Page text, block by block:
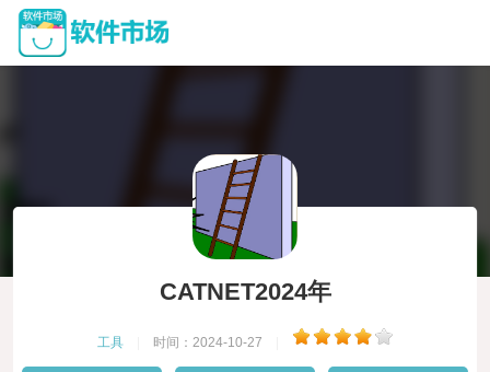
CATNET2024年
工具 时间：2024-10-27